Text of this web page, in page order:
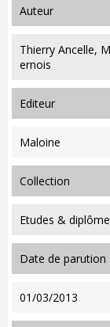
auteur
Thierry Ancelle,
ernois
editeur
Maloine
collection
Etudes &
date de parution
01/03/2013